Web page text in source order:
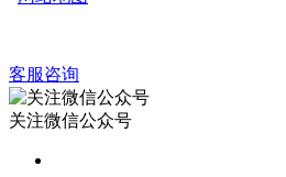
客服咨询
关注微信公众号